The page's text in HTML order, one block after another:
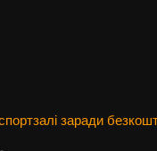
заради